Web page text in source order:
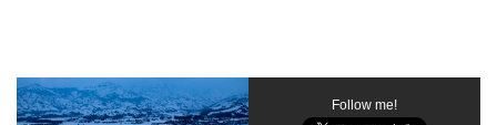
Follow me!